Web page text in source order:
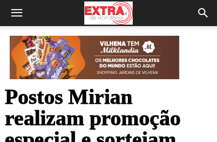
Postos Mirian
realizam promoção